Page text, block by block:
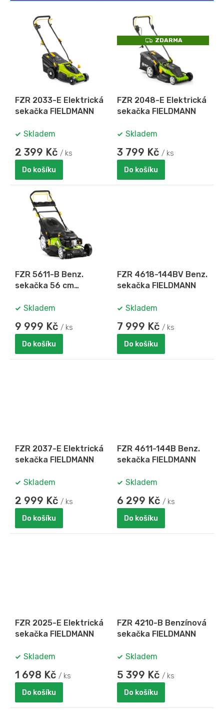
FZR 2033-E Elektrická
sekačka FIELDMANN
Skladem
2 399 Kč / ks
Do košíku
Z
D
A
R
M
A
ZDARMA
FZR 2048-E Elektrická
sekačka FIELDMANN
Skladem
3 799 Kč / ks
Do košíku
FZR 5611-B Benz.
sekačka 56 cm
Skladem
9 999 Kč / ks
Do košíku
FZR 4618-144BV Benz.
sekačka FIELDMANN
Skladem
7 999 Kč / ks
Do košíku
FZR 2037-E Elektrická
sekačka FIELDMANN
Skladem
2 999 Kč / ks
Do košíku
FZR 4611-144B Benz.
sekačka FIELDMANN
Skladem
6 299 Kč / ks
Do košíku
FZR 2025-E Elektrická
sekačka FIELDMANN
Skladem
1 698 Kč / ks
Do košíku
FZR 4210-B Benzínová
sekačka FIELDMANN
Skladem
5 399 Kč / ks
Do košíku